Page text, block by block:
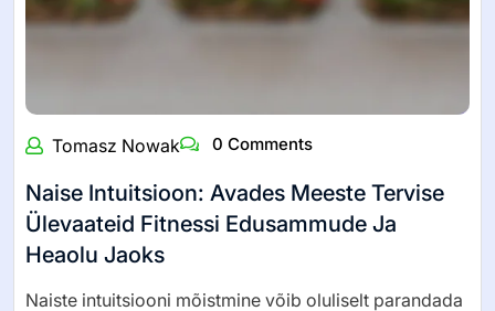
Tomasz Nowak 0 Comments
Naise Intuitsioon: Avades Meeste Tervise
Ülevaateid Fitnessi Edusammude Ja
Heaolu Jaoks
Naiste intuitsiooni mõistmine võib oluliselt parandada